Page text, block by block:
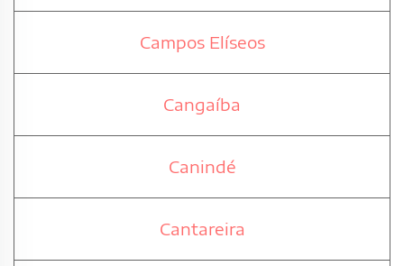
Campos Elíseos
Cangaíba
Canindé
Cantareira